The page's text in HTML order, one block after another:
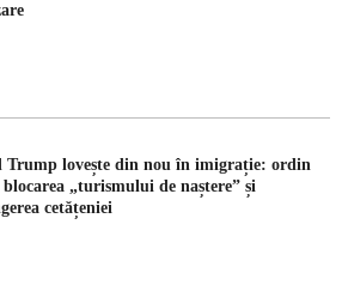
Trump lovește din nou în imigrație: ordin
„turismului de naștere” și
cetățeniei